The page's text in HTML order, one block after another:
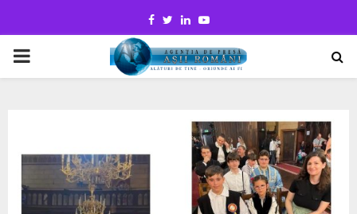
Facebook
TwitterLinkedinYoutube
PRIMARY